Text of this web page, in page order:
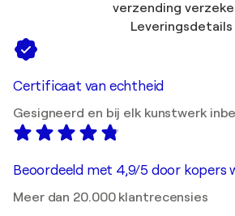
verzending
Leveringsdetails
Certificaat van echtheid
Gesigneerd en bij elk kunstwerk
Beoordeeld met 4,9/5 door kopers
Meer dan 20.000 klantrecensies